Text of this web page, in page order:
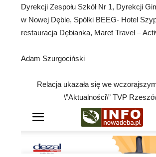
Dyrekcji Zespołu Szkół Nr 1, Dyrekcji
w Nowej Dębie, Spółki BEEG- Hotel
restauracja Dębianka, Maret Travel –
Adam Szurgociński
Relacja ukazała się we
\”Aktualności\” TVP